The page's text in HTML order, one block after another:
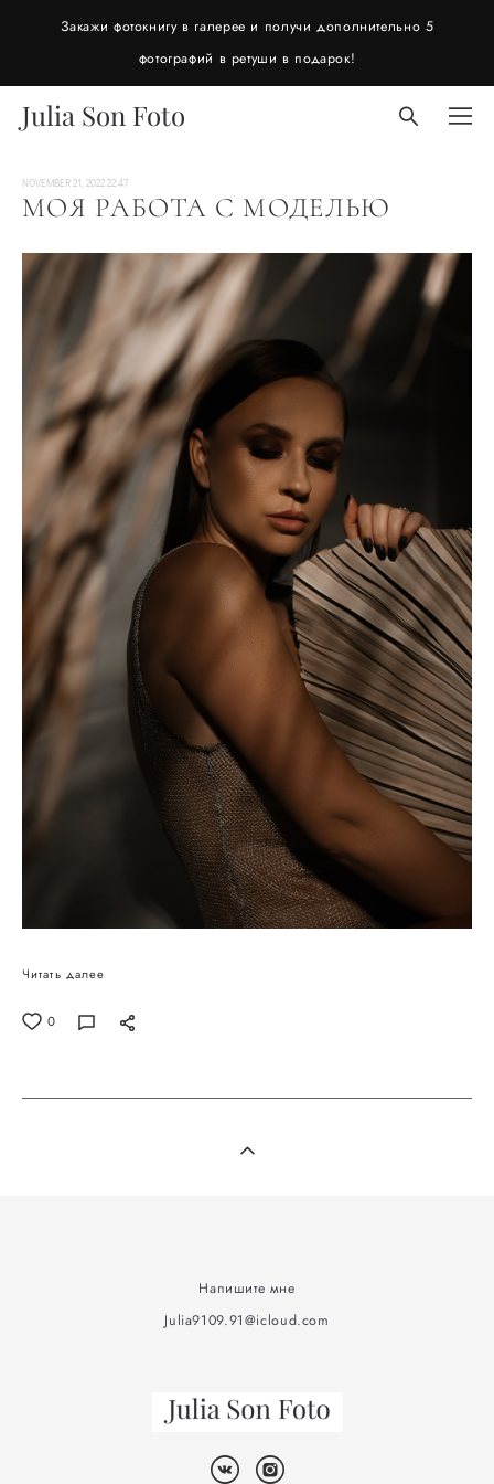
Закажи фотокнигу в галерее и получи дополнительно 5
фотографий в ретуши в подарок!
Julia Son Foto
NOVEMBER 21, 2022 22:47
МОЯ РАБОТА С МОДЕЛЬЮ
Читать далее
0
Напишите мне
Julia9109.91@icloud.com